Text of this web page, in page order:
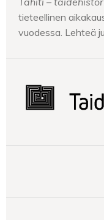
tieteellinen
vuodessa. Lehteä